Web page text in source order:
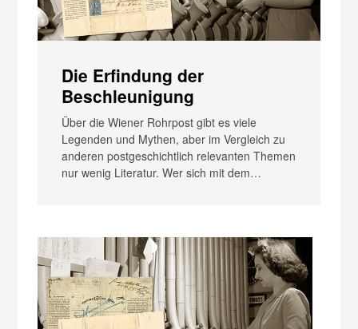
Die Erfindung der
Beschleunigung
Über die Wiener Rohrpost gibt es viele
Legenden und Mythen, aber im Vergleich zu
anderen postgeschichtlich relevanten Themen
nur wenig Literatur. Wer sich mit dem…